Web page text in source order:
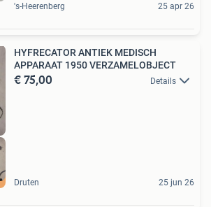
's-Heerenberg 25 apr 26
HYFRECATOR ANTIEK MEDISCH
APPARAAT 1950 VERZAMELOBJECT
€ 75,00 Details
Druten 25 jun 26